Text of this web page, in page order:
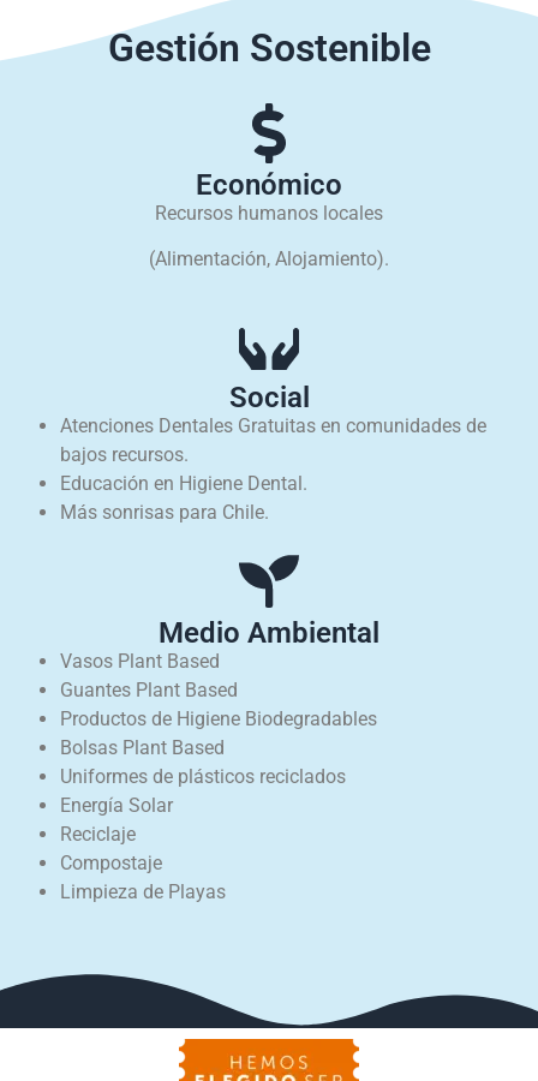
Gestión Sostenible
Económico
Recursos humanos locales
(Alimentación, Alojamiento).
Social
Atenciones Dentales Gratuitas en comunidades de
bajos recursos.
Educación en Higiene Dental.
Más sonrisas para Chile.
Medio Ambiental
Vasos Plant Based
Guantes Plant Based
Productos de Higiene Biodegradables
Bolsas Plant Based
Uniformes de plásticos reciclados
Energía Solar
Reciclaje
Compostaje
Limpieza de Playas